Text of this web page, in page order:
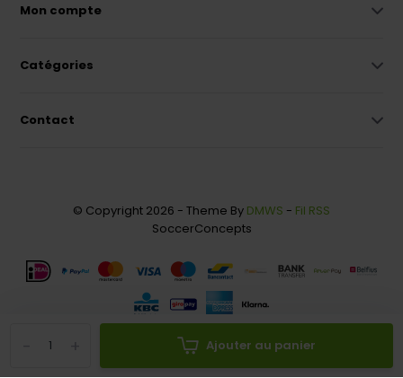
Ajouter au panier
Mon compte
Catégories
Contact
© Copyright 2026 - Theme By DMWS - Fil RSS
SoccerConcepts